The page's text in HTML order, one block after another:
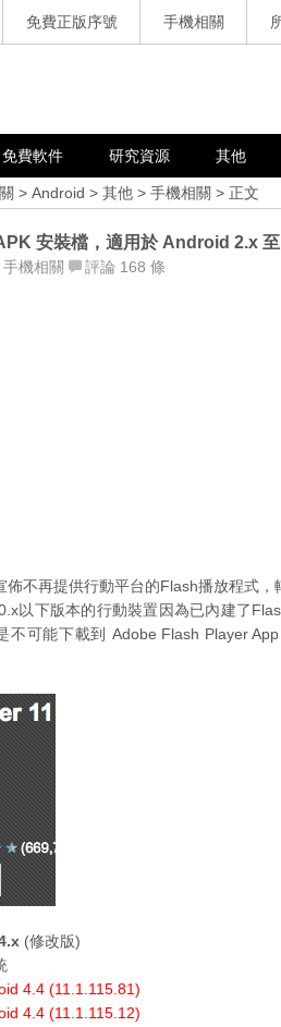
免費正版序號 手機相關
免費軟件 研究資源 其他
> Android > 其他 > 手機相關 > 正文
安裝檔，適用於 Android 2.x
手機相關 評論 168 條
佈不再提供行動平台的Flash播放程式
以下版本的行動裝置因為已內建了
不可能下載到 Adobe Flash Player
(修改版)
4.4 (11.1.115.81)
4.4 (11.1.115.12)